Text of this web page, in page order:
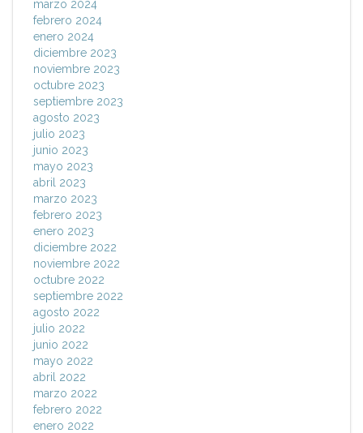
marzo 2024
febrero 2024
enero 2024
diciembre 2023
noviembre 2023
octubre 2023
septiembre 2023
agosto 2023
julio 2023
junio 2023
mayo 2023
abril 2023
marzo 2023
febrero 2023
enero 2023
diciembre 2022
noviembre 2022
octubre 2022
septiembre 2022
agosto 2022
julio 2022
junio 2022
mayo 2022
abril 2022
marzo 2022
febrero 2022
enero 2022